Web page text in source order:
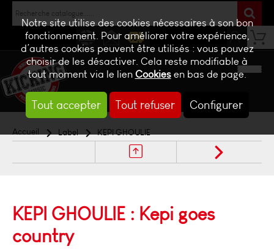
Notre site utilise des cookies nécessaires à son bon
fonctionnement. Pour améliorer votre expérience,
d’autres cookies peuvent être utilisés : vous pouvez
choisir de les désactiver. Cela reste modifiable à
tout moment via le lienCookiesen bas de page.
Tout accepter Tout refuser Configurer
NEWS CONTACTBILLETTERIE
Accueil Label KEPI GHOULIE
KEPI GHOULIE : Kepi goes
country